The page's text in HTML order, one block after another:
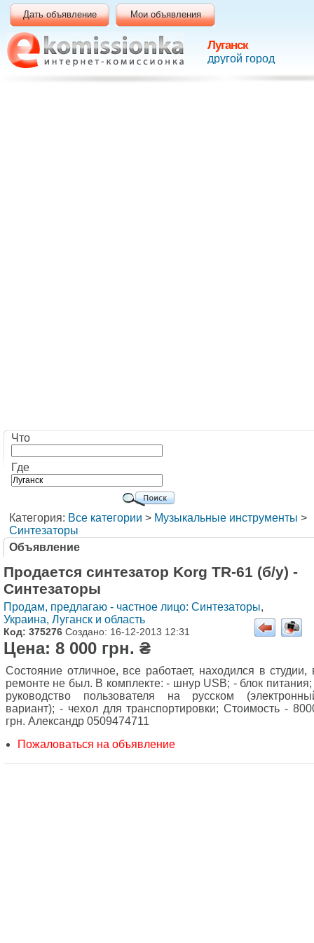
Луганск
другой город
Дать объявление Мои объявления
Что
Где
Категория: Все категории > Музыкальные инструменты >
Синтезаторы
Объявление
Продается синтезатор Korg TR-61 (б/у) -
Синтезаторы
Продам, предлагаю - частное лицо: Синтезаторы,
Украина, Луганск и область
Код: 375276 Создано: 16-12-2013 12:31
Цена: 8 000 грн. ₴
Состояние отличное, все работает, находился в студии,
ремонте не был. В комплекте: - шнур USB; - блок питания;
руководство пользователя на русском
вариант); - чехол для транспортировки; Стоимость -
грн. Александр 0509474711
Пожаловаться на объявление